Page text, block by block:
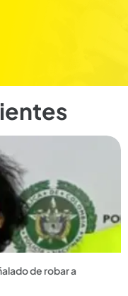
de robar a